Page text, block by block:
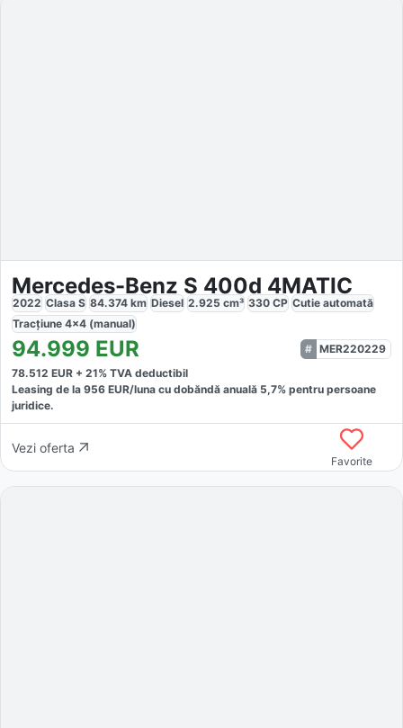
Mercedes-Benz S 400d 4MATIC
2022 Clasa S 84.374 km Diesel 2.925 cm³ 330 CP Cutie automată
Tracțiune 4x4 (manual)
94.999 EUR
MER220229
78.512 EUR + 21% TVA deductibil
Leasing de la 956 EUR/luna cu dobăndă anuală 5,7% pentru persoane
juridice.
Vezi oferta
Favorite